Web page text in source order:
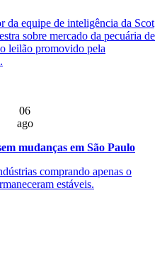
da equipe de inteligência da Scot
sobre mercado da pecuária de
leilão promovido pela
06
ago
mudanças em São Paulo
comprando apenas o
estáveis.